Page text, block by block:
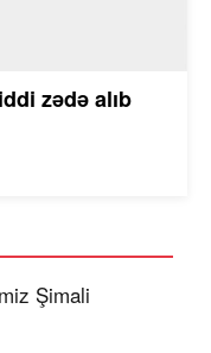
zədə alıb
Şimali